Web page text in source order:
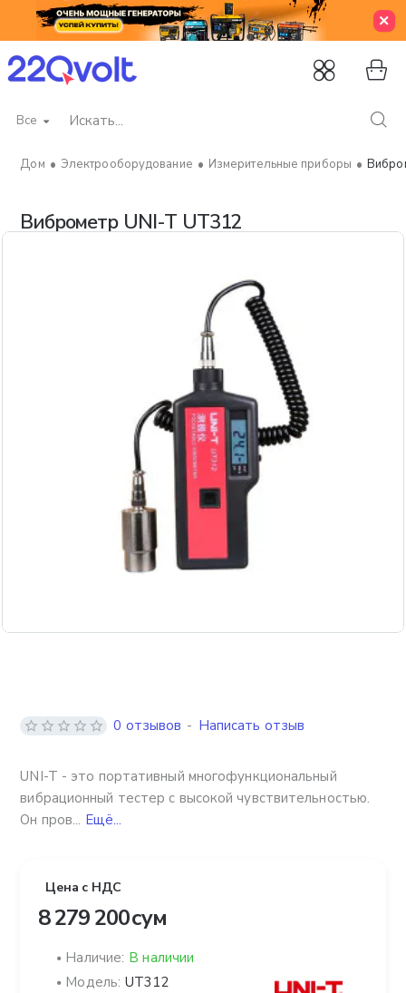
Все
Искать...
Виброметр UNI-T UT312
Электрооборудование Измерительные приборы
UNI-T - это портативный многофункциональный
вибрационный тестер с высокой чувствительностью.
Он пров... Ещё...
0 отзывов - Написать отзыв
Цена с НДС
8 279 200 сум
Наличие: В наличии
Модель: UT312